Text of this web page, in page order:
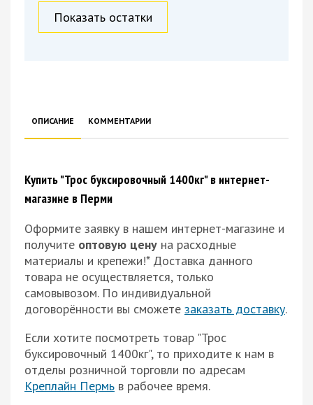
Показать остатки
ОПИСАНИЕ КОММЕНТАРИИ
Купить "Трос буксировочный 1400кг" в интернет-
магазине в Перми
Оформите заявку в нашем интернет-магазине и
получите оптовую цену на расходные
материалы и крепежи!* Доставка данного
товара не осуществляется, только
самовывозом. По индивидуальной
договорённости вы сможете заказать доставку.
Если хотите посмотреть товар "Трос
буксировочный 1400кг", то приходите к нам в
отделы розничной торговли по адресам
Креплайн Пермь в рабочее время.